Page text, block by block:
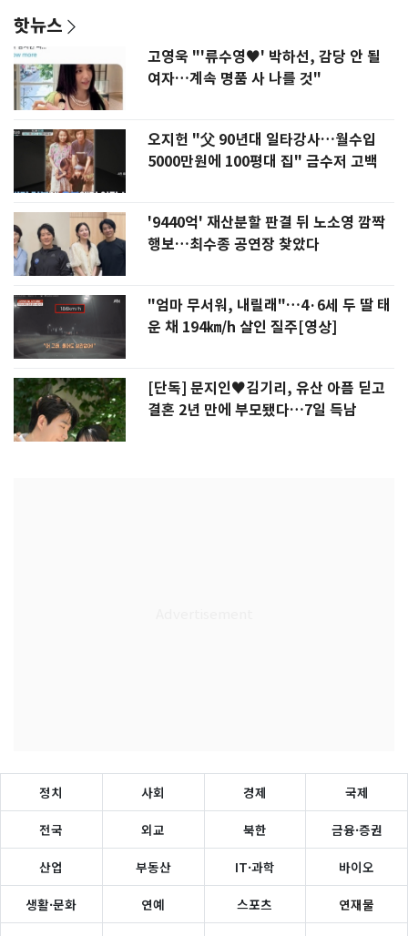
핫뉴스
고영욱 "'류수영♥' 박하선, 감당 안 될
여자…계속 명품 사 나를 것"
오지헌 "父 90년대 일타강사…월수입
5000만원에 100평대 집" 금수저 고백
'9440억' 재산분할 판결 뒤 노소영 깜짝
행보…최수종 공연장 찾았다
"엄마 무서워, 내릴래"…4·6세 두 딸 태
운 채 194㎞/h 살인 질주[영상]
[단독] 문지인♥김기리, 유산 아픔 딛고
결혼 2년 만에 부모됐다…7일 득남
정치 사회 경제 국제
전국 외교 북한 금융·증권
산업 부동산 IT·과학 바이오
생활·문화 연예 스포츠 연재물